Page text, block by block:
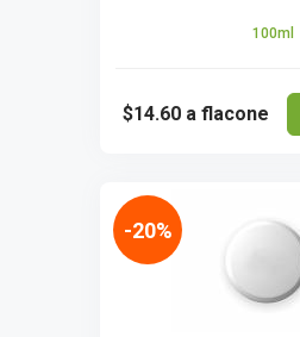
100ml
$14.60 a flacone
-20%